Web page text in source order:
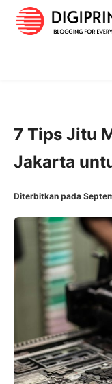
7 Tips Jitu
Jakarta
Diterbitkan pada